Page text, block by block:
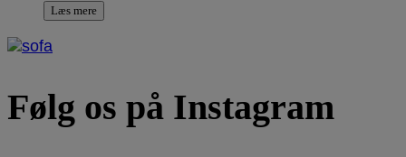
Læs mere
Følg os på Instagram